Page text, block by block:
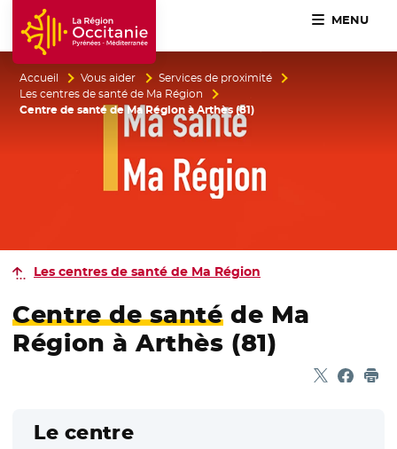
Accueil Région Occitanie / Pyrénées-Méditerranée
MENU
Accueil Vous aider
Services de proximité
Les centres de santé de Ma Région
Centre de santé de Ma Région à Arthès (81)
Les centres de santé de Ma Région
Centre de santéde Ma
Région à Arthès (81)
Partager
- Nouvelle
-
Le centre